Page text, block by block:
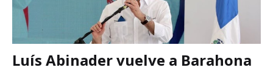
Luís Abinader vuelve a Barahona